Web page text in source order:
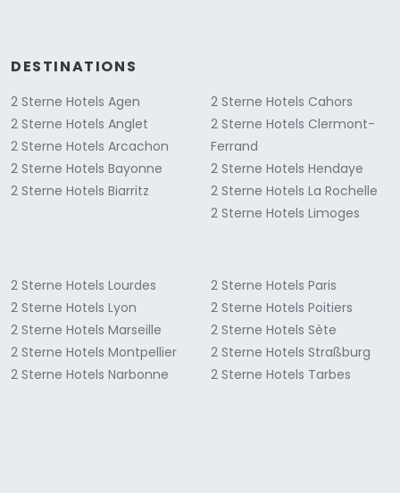
DESTINATIONS
2 Sterne Hotels Agen
2 Sterne Hotels Anglet
2 Sterne Hotels Arcachon
2 Sterne Hotels Bayonne
2 Sterne Hotels Biarritz
2 Sterne Hotels Cahors
2 Sterne Hotels Clermont-
Ferrand
2 Sterne Hotels Hendaye
2 Sterne Hotels La Rochelle
2 Sterne Hotels Limoges
2 Sterne Hotels Lourdes
2 Sterne Hotels Lyon
2 Sterne Hotels Marseille
2 Sterne Hotels Montpellier
2 Sterne Hotels Narbonne
2 Sterne Hotels Paris
2 Sterne Hotels Poitiers
2 Sterne Hotels Sète
2 Sterne Hotels Straßburg
2 Sterne Hotels Tarbes